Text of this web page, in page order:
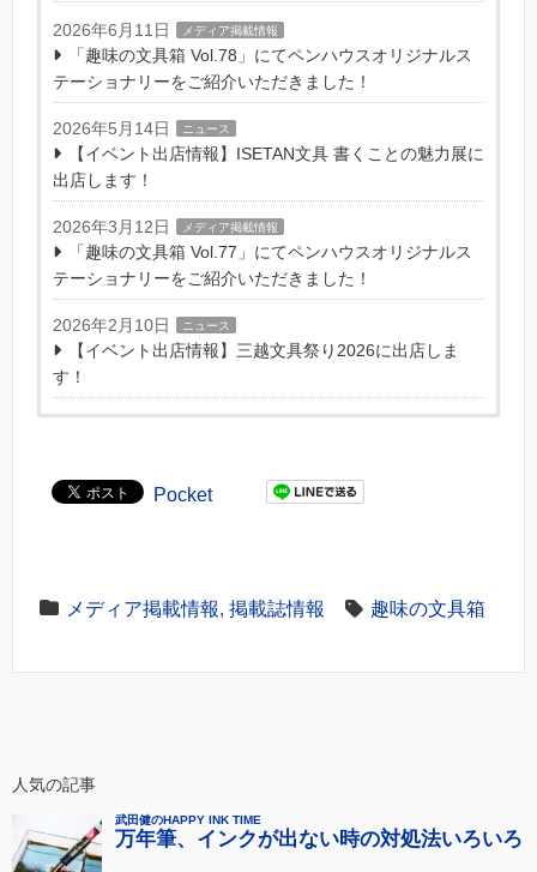
2026年6月11日 メディア掲載情報
「趣味の文具箱 Vol.78」にてペンハウスオリジナルス
テーショナリーをご紹介いただきました！
2026年5月14日 ニュース
【イベント出店情報】ISETAN文具 書くことの魅力展に
出店します！
2026年3月12日 メディア掲載情報
「趣味の文具箱 Vol.77」にてペンハウスオリジナルス
テーショナリーをご紹介いただきました！
2026年2月10日 ニュース
【イベント出店情報】三越文具祭り2026に出店しま
す！
Pocket
メディア掲載情報, 掲載誌情報 趣味の文具箱
人気の記事